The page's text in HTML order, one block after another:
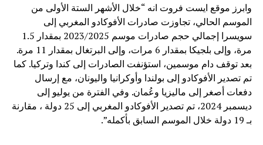
وابرز موقع ايست فروت انه “خلال الأشهر الستة الأولى من
الموسم الحالي، تجاوزت صادرات الأفوكادو المغربي إلى
سويسرا إجمالي حجم صادرات موسم 2023/2025 بمقدار 1.5
مرة، وإلى بلجيكا بمقدار 6 مرات، وإلى البرتغال بمقدار 11 مرة.
بعد توقف دام موسمين، استؤنفت الصادرات إلى كندا وتركيا. كما
تم تصدير الأفوكادو إلى بولندا وأوكرانيا واليونان، مع إرسال
دفعات أصغر إلى ماليزيا وعُمان. وفي الفترة من يوليو إلى
ديسمبر 2024، تم تصدير الأفوكادو المغربي إلى 25 دولة ، مقارنة
بـ 19 دولة خلال الموسم السابق بأكمله”.